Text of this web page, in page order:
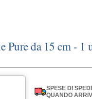
Pure da 15 cm - 1
SPESE DI
QUANDO